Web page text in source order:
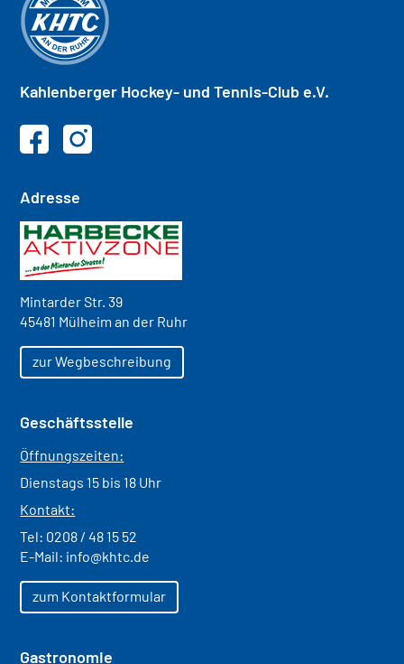
Kahlenberger Hockey- und Tennis-Club e.V.
Adresse
Mintarder Str. 39
45481 Mülheim an der Ruhr
zur Wegbeschreibung
Geschäftsstelle
Öffnungszeiten:
Dienstags 15 bis 18 Uhr
Kontakt:
Tel: 0208 / 48 15 52
E-Mail: info@khtc.de
zum Kontaktformular
Gastronomie